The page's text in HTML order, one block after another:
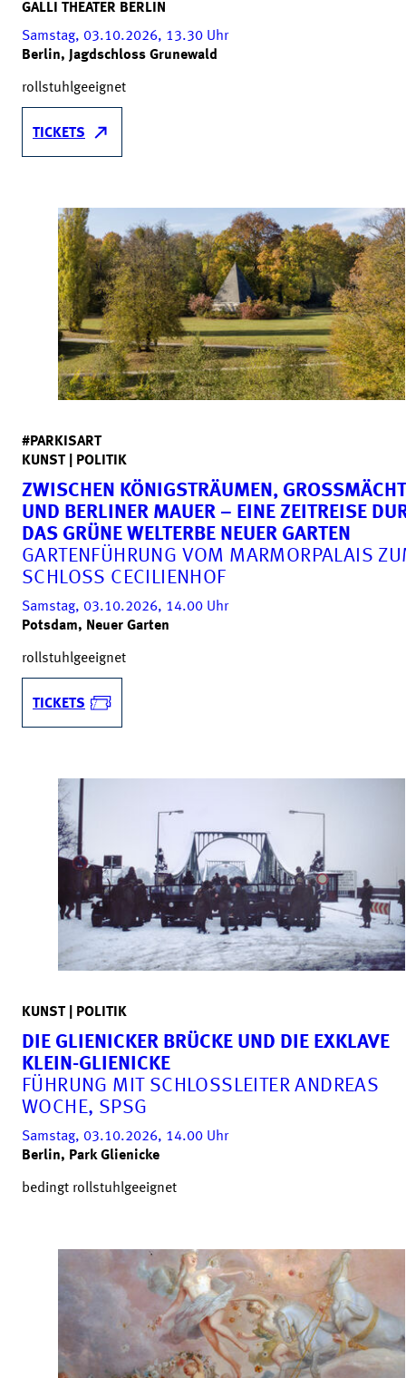
GALLI THEATER BERLIN
Samstag, 03.10.2026, 13.30 Uhr
Berlin, Jagdschloss Grunewald
rollstuhlgeeignet
TICKETS
#PARKISART
KUNST | POLITIK
ZWISCHEN KÖNIGSTRÄUMEN,
ND BERLINER MAUER – EINE ZEITREISE
AS GRÜNE WELTERBE NEUER GARTEN
GARTENFÜHRUNG VOM MARMORPALAIS
SCHLOSS CECILIENHOF
Samstag, 03.10.2026, 14.00 Uhr
Potsdam, Neuer Garten
rollstuhlgeeignet
TICKETS
KUNST | POLITIK
DIE GLIENICKER BRÜCKE UND DIE EXKLAVE
KLEIN-GLIENICKE
FÜHRUNG MIT SCHLOSSLEITER ANDREAS
WOCHE, SPSG
Samstag, 03.10.2026, 14.00 Uhr
Berlin, Park Glienicke
bedingt rollstuhlgeeignet